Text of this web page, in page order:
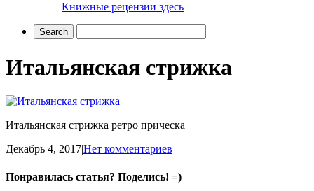
Книжные рецензии здесь
Итальянская стрижка
Итальянская стрижка ретро прическа
Декабрь 4, 2017|Нет комментариев
Понравилась статья? Поделись! =)